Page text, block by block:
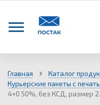
Главная Каталог
Курьерские пакеты с
4+0 50%, без КСД, размер